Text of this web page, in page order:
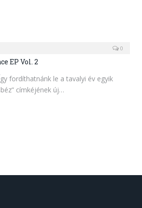
0
EP Vol. 2
fordíthatnánk le a tavalyi év egyik
címkéjének új…